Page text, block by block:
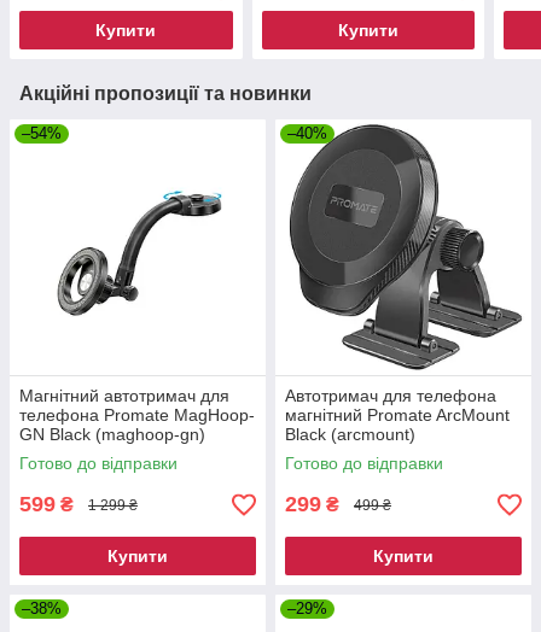
Купити Купити
Акційні пропозиції та новинки
–54%
Магнітний автотримач для
телефона Promate MagHoop-
GN Black (maghoop-gn)
Готово до відправки
599 ₴ 1 299 ₴
Купити
–40%
Автотримач для телефона
магнітний Promate ArcMount
Black (arcmount)
Готово до відправки
299 ₴ 499 ₴
Купити
–38% –29%